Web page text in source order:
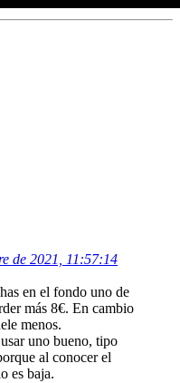
de 2021, 11:57:14
en el fondo uno de
más 8€. En cambio
menos.
uno bueno, tipo
al conocer el
es baja.